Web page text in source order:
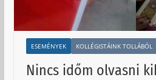
ESEMÉNYEK KOLLÉGISTÁINK TOLLÁBÓL
Nincs időm olvasni